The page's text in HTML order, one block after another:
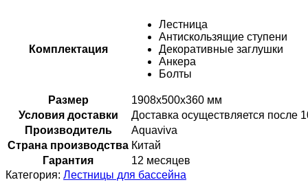
Комплектация
Лестница
Антискользящие ступени
Декоративные заглушки
Анкера
Болты
Размер
1908х500х360 мм
Условия доставки
Доставка осуществляется после
Производитель
Aquaviva
Страна производства Китай
Гарантия
12 месяцев
Категория: Лестницы для бассейна